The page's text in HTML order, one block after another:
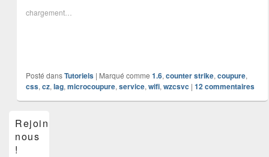
chargement…
Posté dans Tutoriels | Marqué comme 1.6, counter strike, coupure,
css, cz, lag, microcoupure, service, wifi, wzcsvc | 12commentaires
principale
de
widget
Rejoins-
nous
!